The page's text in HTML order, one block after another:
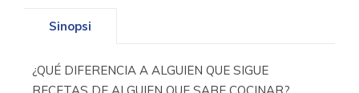
Sinopsi
¿QUÉ DIFERENCIA A ALGUIEN QUE SIGUE
RECETAS DE ALGUIEN QUE SABE COCINAR?